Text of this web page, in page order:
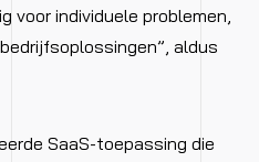
voor individuele problemen,
aldus
SaaS-toepassing die